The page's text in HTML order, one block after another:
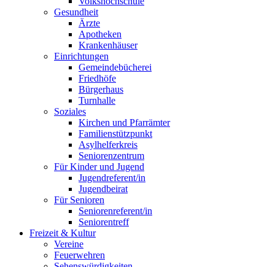
Gesundheit
Ärzte
Apotheken
Krankenhäuser
Einrichtungen
Gemeindebücherei
Friedhöfe
Bürgerhaus
Turnhalle
Soziales
Kirchen und Pfarrämter
Familienstützpunkt
Asylhelferkreis
Seniorenzentrum
Für Kinder und Jugend
Jugendreferent/in
Jugendbeirat
Für Senioren
Seniorenreferent/in
Seniorentreff
Freizeit & Kultur
Vereine
Feuerwehren